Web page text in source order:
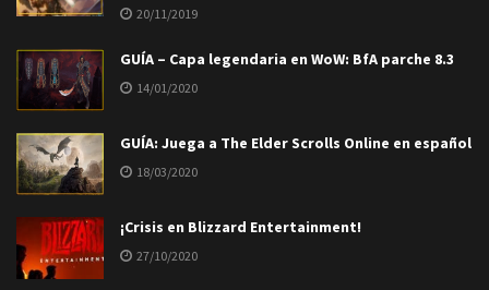
20/11/2019
GUÍA – Capa legendaria en WoW: BfA parche 8.3
14/01/2020
GUÍA: Juega a The Elder Scrolls Online en español
18/03/2020
¡Crisis en Blizzard Entertainment!
27/10/2020